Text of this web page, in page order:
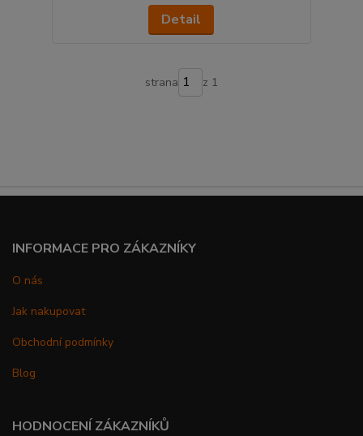
Detail
strana z 1
INFORMACE PRO ZÁKAZNÍKY
O nás
Jak nakupovat
Obchodní podmínky
Blog
HODNOCENÍ ZÁKAZNÍKŮ